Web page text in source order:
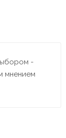
-
мнением